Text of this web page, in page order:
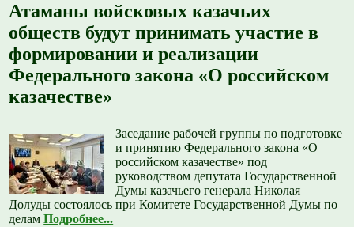
Атаманы войсковых казачьих
обществ будут принимать участие в
формировании и реализации
Федерального закона «О российском
казачестве»
Заседание рабочей группы по подготовке
и принятию Федерального закона «О
российском казачестве» под
руководством депутата Государственной
Думы казачьего генерала Николая
Долуды состоялось при Комитете Государственной Думы по
деламПодробнее...